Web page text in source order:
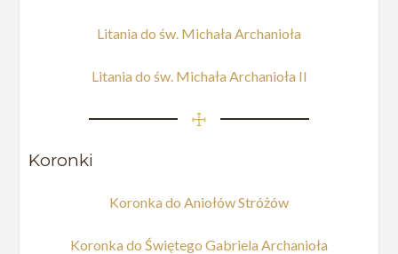
Litania do św. Michała Archanioła
Litania do św. Michała Archanioła II
☩
Koronki
Koronka do Aniołów Stróżów
Koronka do Świętego Gabriela Archanioła